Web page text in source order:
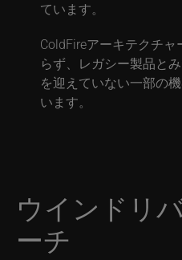
ています。
ColdFireアーキテクチ
らず、レガシー製品と
を迎えていない一部の
います。
ウインドリ
ーチ